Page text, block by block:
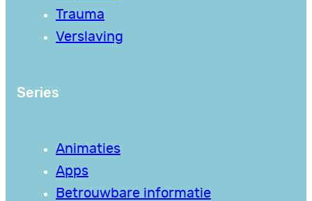
Trauma
Verslaving
Series
Animaties
Apps
Betrouwbare informatie